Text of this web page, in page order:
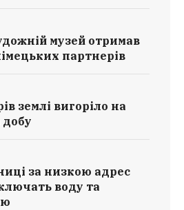
музей отримав
партнерів
землі вигоріло на
за низкою адрес
воду та